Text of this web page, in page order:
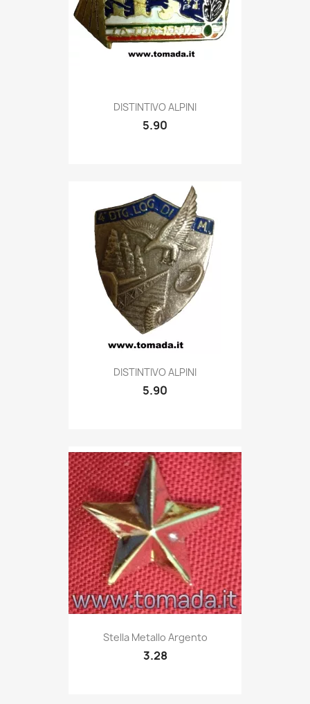
Quick view
DISTINTIVO ALPINI
5.90
Quick view
DISTINTIVO ALPINI
5.90
Quick view
Stella Metallo Argento
3.28